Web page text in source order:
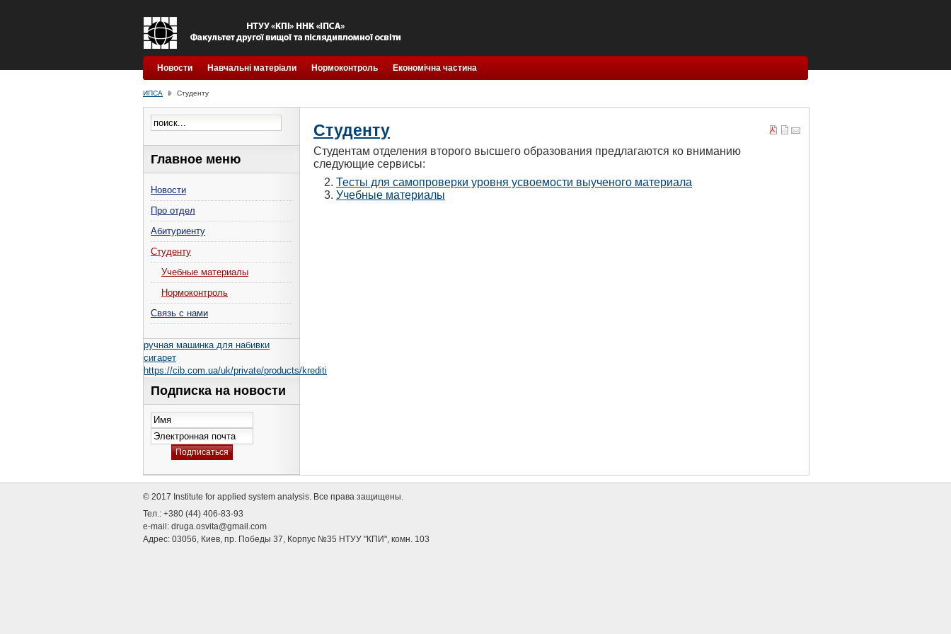
Новости Навчальні матеріали Нормоконтроль Економічна частина
ИПСА Студенту
Студенту
Студентам отделения второго высшего образования предлагаются ко вниманию
следующие сервисы:
Тесты для самопроверки уровня усвоемости выученого материала
Учебные материалы
Главное меню
Новости
Про отдел
Абитуриенту
Студенту
Учебные материалы
Нормоконтроль
Связь с нами
ручная машинка для набивки
сигарет
https://cib.com.ua/uk/private/products/krediti
Подписка на новости
© 2017 Institute for applied system analysis. Все права защищены.
Тел.: +380 (44) 406-83-93
e-mail: druga.osvita@gmail.com
Адрес: 03056, Киев, пр. Победы 37, Корпус №35 НТУУ "КПИ", комн. 103